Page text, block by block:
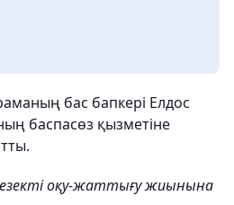
бас бапкері Елдос
баспасөз қызметіне
оқу-жаттығу жиынына